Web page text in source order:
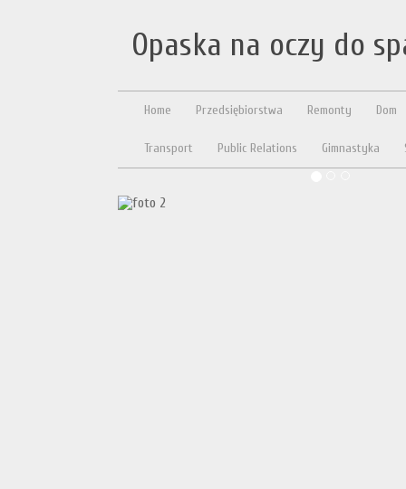
Opaska na oczy do
Home Przedsiębiorstwa Remonty Dom
Transport Public Relations Gimnastyka